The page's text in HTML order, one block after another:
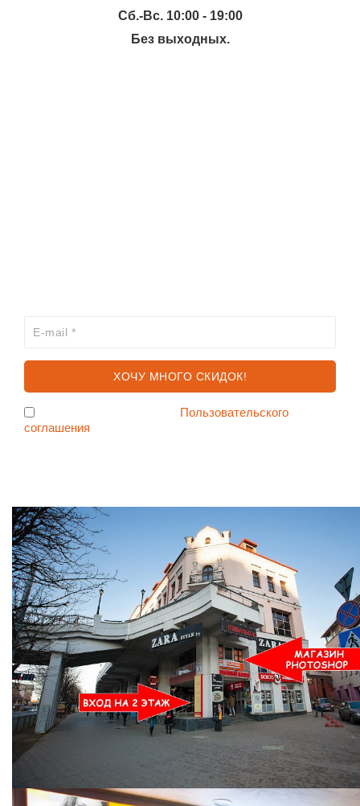
Сб.-Вс. 10:00 - 19:00
Без выходных.
Пользовательского
соглашения